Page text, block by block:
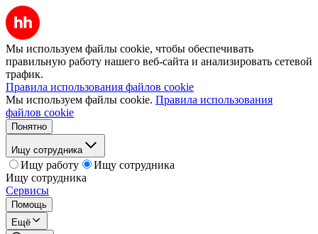
Мы используем файлы cookie, чтобы обеспечивать
правильную работу нашего веб-сайта и анализировать сетевой
трафик.
Правила использования файлов cookie
Мы используем файлы cookie. Правила использования
файлов cookie
Понятно
Ищу сотрудника
Ищу работу
Ищу сотрудника
Ищу сотрудника
Сервисы
Помощь
Ещё